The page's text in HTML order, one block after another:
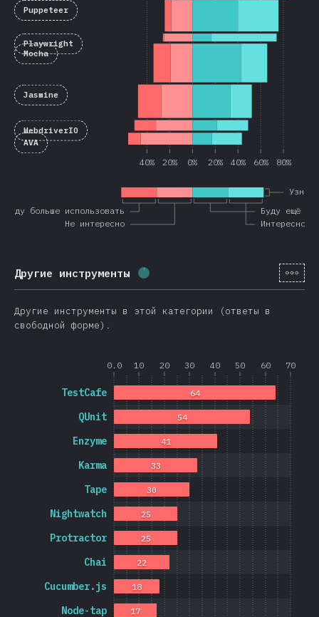
буду больше использовать
Не интересно
Буду ещё
Интересно
40% 20% 0% 20% 40% 60% 80%
Puppeteer
Playwright
Mocha
Jasmine
WebdriverIO
AVA
Другие инструменты Процент заполнения: 1.7 % (
[ru-
Другие инструменты в этой категории (ответы в
свободной форме).
0.0 10 20 30 40 50 60 70
Node-tap
Cucumber.js
Chai
Protractor
Nightwatch
Tape
Karma
Enzyme
QUnit
TestCafe
17
18
22
25
25
30
33
41
54
64